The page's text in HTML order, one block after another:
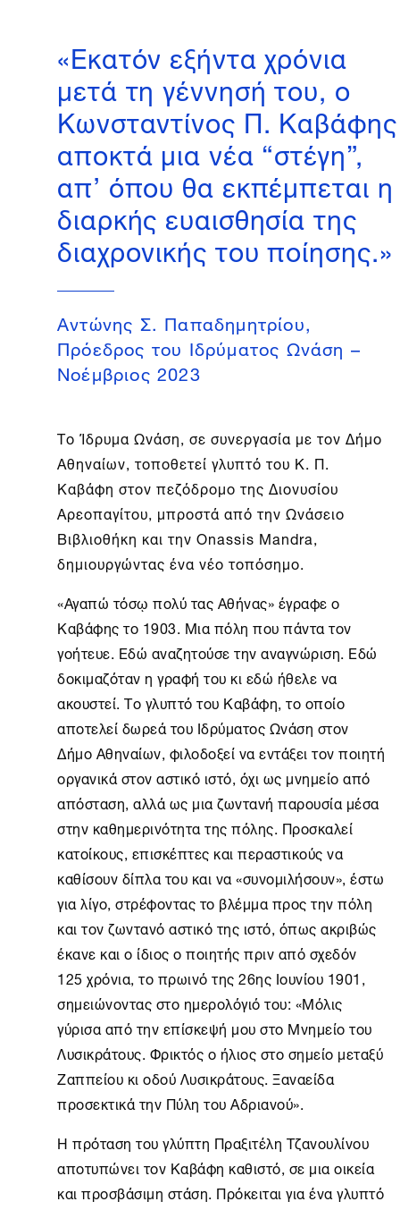
«Εκατόν εξήντα χρόνια
μετά τη γέννησή του, ο
Κωνσταντίνος Π. Καβάφης
αποκτά μια νέα “στέγη”,
απ’ όπου θα εκπέμπεται η
διαρκής ευαισθησία της
διαχρονικής του ποίησης.»
Aντώνης Σ. Παπαδημητρίου,
Πρόεδρος του Ιδρύματος Ωνάση –
Nοέμβριος 2023
Το Ίδρυμα Ωνάση, σε συνεργασία με τον Δήμο
Αθηναίων, τοποθετεί γλυπτό του Κ. Π.
Καβάφη στον πεζόδρομο της Διονυσίου
Αρεοπαγίτου, μπροστά από την Ωνάσειο
Βιβλιοθήκη και την Onassis Mandra,
δημιουργώντας ένα νέο τοπόσημο.
«Αγαπώ τόσῳ πολύ τας Αθήνας» έγραφε ο
Καβάφης το 1903. Μια πόλη που πάντα τον
γοήτευε. Εδώ αναζητούσε την αναγνώριση. Εδώ
δοκιμαζόταν η γραφή του κι εδώ ήθελε να
ακουστεί. Το γλυπτό του Καβάφη, το οποίο
αποτελεί δωρεά του Ιδρύματος Ωνάση στον
Δήμο Αθηναίων, φιλοδοξεί να εντάξει τον ποιητή
οργανικά στον αστικό ιστό, όχι ως μνημείο από
απόσταση, αλλά ως μια ζωντανή παρουσία μέσα
στην καθημερινότητα της πόλης. Προσκαλεί
κατοίκους, επισκέπτες και περαστικούς να
καθίσουν δίπλα του και να «συνομιλήσουν», έστω
για λίγο, στρέφοντας το βλέμμα προς την πόλη
και τον ζωντανό αστικό της ιστό, όπως ακριβώς
έκανε και ο ίδιος ο ποιητής πριν από σχεδόν
125 χρόνια, το πρωινό της 26ης Ιουνίου 1901,
σημειώνοντας στο ημερολόγιό του: «Μόλις
γύρισα από την επίσκεψή μου στο Μνημείο του
Λυσικράτους. Φρικτός ο ήλιος στο σημείο μεταξύ
Ζαππείου κι οδού Λυσικράτους. Ξαναείδα
προσεκτικά την Πύλη του Αδριανού».
Η πρόταση του γλύπτη Πραξιτέλη Τζανουλίνου
αποτυπώνει τον Καβάφη καθιστό, σε μια οικεία
και προσβάσιμη στάση. Πρόκειται για ένα γλυπτό